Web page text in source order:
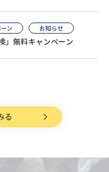
ン お知らせ
」無料キャンペーン
る